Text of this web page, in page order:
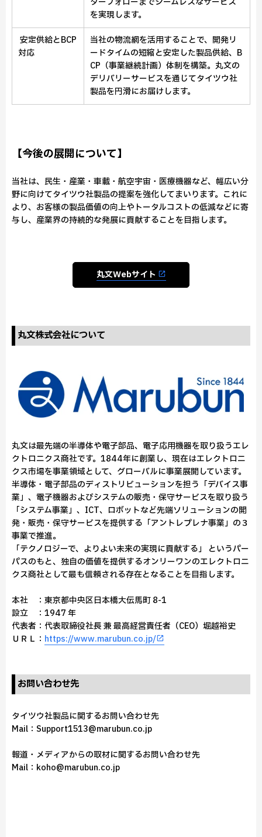
を実現します。
安定供給とBCP
対応
当社の物流網を活用することで、開発リ
ードタイムの短縮と安定した製品供給、B
CP（事業継続計画）体制を構築。丸文の
デリバリーサービスを通じてタイツウ社
製品を円滑にお届けします。
【今後の展開について】
当社は、民生・産業・車載・航空宇宙・医療機器など、幅広い分
野に向けてタイツウ社製品の提案を強化してまいります。これに
より、お客様の製品価値の向上やトータルコストの低減などに寄
与し、産業界の持続的な発展に貢献することを目指します。
丸文Webサイト
丸文株式会社について
丸文は最先端の半導体や電子部品、電子応用機器を取り扱うエレ
クトロニクス商社です。1844年に創業し、現在はエレクトロニ
クス市場を事業領域として、グローバルに事業展開しています。
半導体・電子部品のディストリビューションを担う「デバイス事
業」、電子機器およびシステムの販売・保守サービスを取り扱う
「システム事業」、ICT、ロボットなど先端ソリューションの開
発・販売・保守サービスを提供する「アントレプレナ事業」の３
事業で推進。
「テクノロジーで、よりよい未来の実現に貢献する」 というパー
パスのもと、独自の価値を提供するオンリーワンのエレクトロニ
クス商社として最も信頼される存在となることを目指します。
本社 ：東京都中央区⽇本橋⼤伝⾺町 8-1
設立 ：1947 年
代表者：代表取締役社⻑ 兼 最⾼経営責任者（CEO）堀越裕史
ＵＲＬ： https://www.marubun.co.jp/
お問い合わせ先
タイツウ社製品に関するお問い合わせ先
Mail：Support1513@marubun.co.jp
報道・メディアからの取材に関するお問い合わせ先
Mail：koho@marubun.co.jp